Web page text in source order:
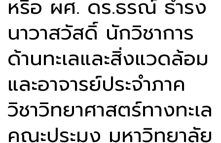
หรือ ผศ. ดร.ธรณ์ ธำรง
นาวาสวัสดิ์ นักวิชาการ
ด้านทะเลและสิ่งแวดล้อม
และอาจารย์ประจำภาค
วิชาวิทยาศาสตร์ทางทะเล
คณะประมง มหาวิทยาลัย